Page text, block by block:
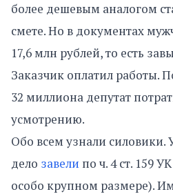
более дешевым аналогом
смете. Но в документах
17,6 млн рублей, то есть
Заказчик оплатил работы.
32 миллиона депутат
усмотрению.
Обо всем узнали силовики.
дело завели по ч. 4 ст. 159
особо крупном размере).